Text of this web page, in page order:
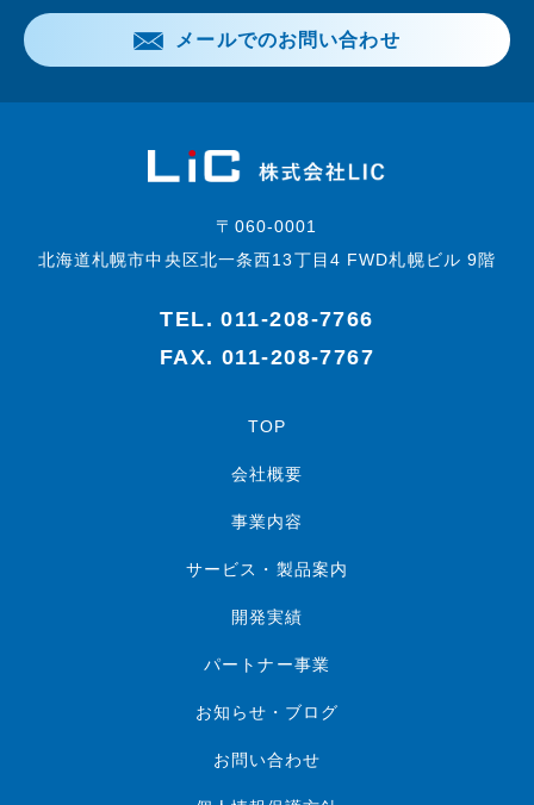
メールでのお問い合わせ
〒060-0001
北海道札幌市中央区北一条西13丁目4 FWD札幌ビル 9階
TEL.011-208-7766
FAX. 011-208-7767
TOP
会社概要
事業内容
サービス・製品案内
開発実績
パートナー事業
お知らせ・ブログ
お問い合わせ